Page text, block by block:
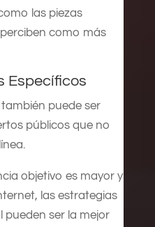
las piezas
como más
Específicos
puede ser
públicos que no
objetivo es mayor y
las estrategias
ser la mejor